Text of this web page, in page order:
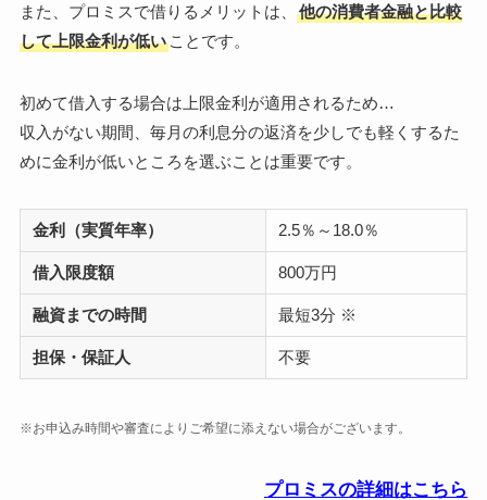
また、プロミスで借りるメリットは、
他の消費者金融と比較
して上限金利が低いことです。
初めて借入する場合は上限金利が適用されるため…
収入がない期間、毎月の利息分の返済を少しでも軽くするた
めに金利が低いところを選ぶことは重要です。
金利（実質年率） 2.5％～18.0％
借入限度額 800万円
融資までの時間 最短3分 ※
担保・保証人 不要
※お申込み時間や審査によりご希望に添えない場合がございます。
プロミスの詳細はこちら